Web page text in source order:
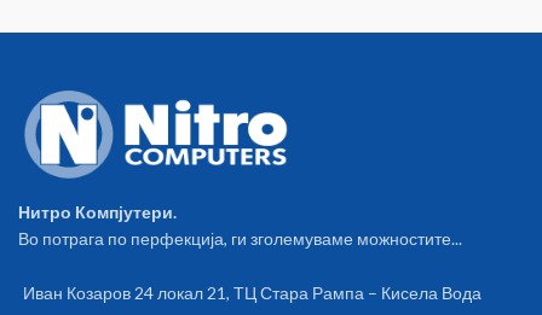
Нитро Компјутери.
Во потрага по перфекција, ги зголемуваме можностите...
Иван Козаров 24 локал 21, ТЦ Стара Рампа – Кисела Вода